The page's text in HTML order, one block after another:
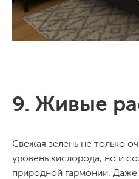
9. Живые
Свежая зелень не только
уровень кислорода, но и
природной гармонии.